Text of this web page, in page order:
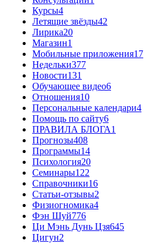
Курсы4
Летящие звёзды42
Лирика20
Магазин1
Мобильные приложения17
Недельки377
Новости131
Обучающее видео6
Отношения10
Персональные календари4
Помощь по сайту6
ПРАВИЛА БЛОГА1
Прогнозы408
Программы14
Психология20
Семинары122
Справочники16
Статьи-отзывы2
Физиогномика4
Фэн Шуй776
Ци Мэнь Дунь Цзя645
Цигун2